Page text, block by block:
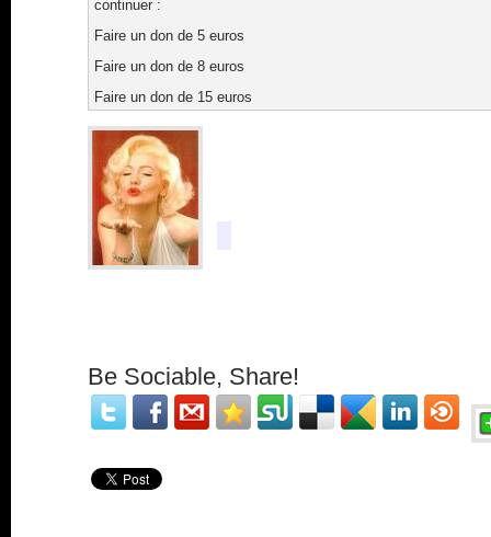
continuer :
Faire un don de 5 euros
Faire un don de 8 euros
Faire un don de 15 euros
Be Sociable, Share!